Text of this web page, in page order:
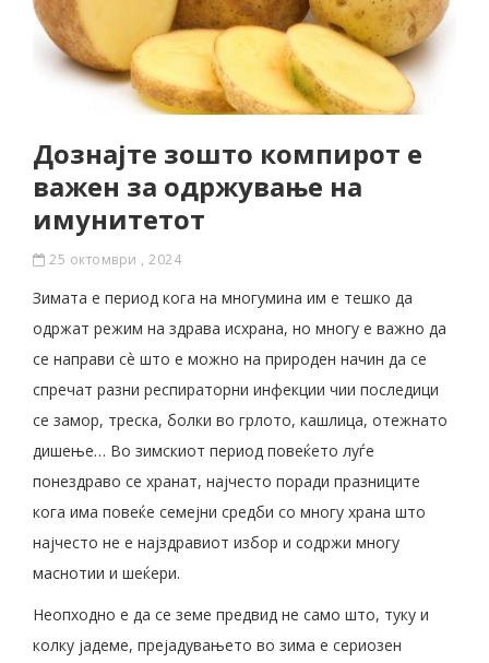
Дознајте зошто компирот е
важен за одржување на
имунитетот
25 октомври , 2024
Зимата е период кога на многумина им е тешко да
одржат режим на здрава исхрана, но многу е важно да
се направи сѐ што е можно на природен начин да се
спречат разни респираторни инфекции чии последици
се замор, треска, болки во грлото, кашлица, отежнато
дишење… Во зимскиот период повеќето луѓе
понездраво се хранат, најчесто поради празниците
кога има повеќе семејни средби со многу храна што
најчесто не е најздравиот избор и содржи многу
маснотии и шеќери.
Неопходно е да се земе предвид не само што, туку и
колку јадеме, прејадувањето во зима е сериозен